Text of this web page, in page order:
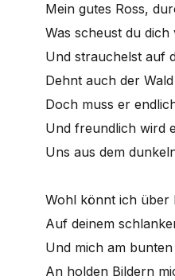
Mein gutes Ross,
Was scheust du
Und strauchelst auf
Dehnt auch der
Doch muss er
Und freundlich wird
Uns aus dem
Wohl könnt ich über
Auf deinem
Und mich am
An holden Bildern